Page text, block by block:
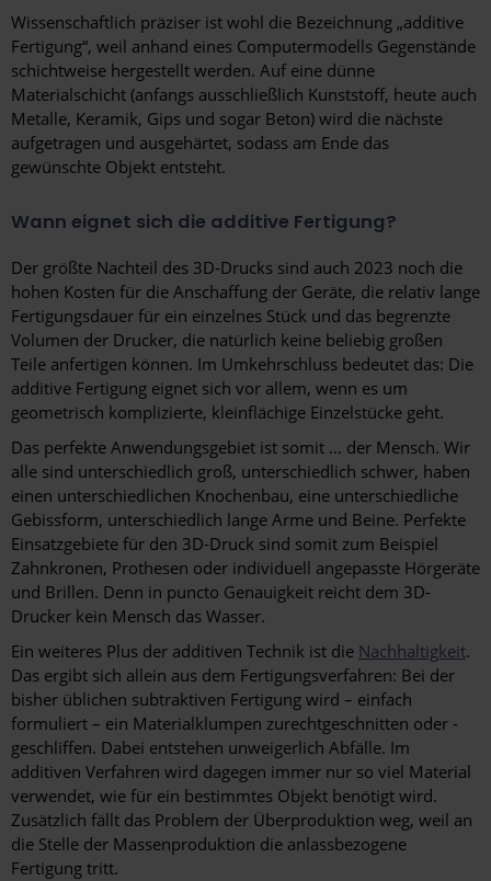
Wissenschaftlich präziser ist wohl die Bezeichnung „additive
Fertigung“, weil anhand eines Computermodells Gegenstände
schichtweise hergestellt werden. Auf eine dünne
Materialschicht (anfangs ausschließlich Kunststoff, heute auch
Metalle, Keramik, Gips und sogar Beton) wird die nächste
aufgetragen und ausgehärtet, sodass am Ende das
gewünschte Objekt entsteht.
Wann eignet sich die additive Fertigung?
Der größte Nachteil des 3D-Drucks sind auch 2023 noch die
hohen Kosten für die Anschaffung der Geräte, die relativ lange
Fertigungsdauer für ein einzelnes Stück und das begrenzte
Volumen der Drucker, die natürlich keine beliebig großen
Teile anfertigen können. Im Umkehrschluss bedeutet das: Die
additive Fertigung eignet sich vor allem, wenn es um
geometrisch komplizierte, kleinflächige Einzelstücke geht.
Das perfekte Anwendungsgebiet ist somit … der Mensch. Wir
alle sind unterschiedlich groß, unterschiedlich schwer, haben
einen unterschiedlichen Knochenbau, eine unterschiedliche
Gebissform, unterschiedlich lange Arme und Beine. Perfekte
Einsatzgebiete für den 3D-Druck sind somit zum Beispiel
Zahnkronen, Prothesen oder individuell angepasste Hörgeräte
und Brillen. Denn in puncto Genauigkeit reicht dem 3D-
Drucker kein Mensch das Wasser.
Ein weiteres Plus der additiven Technik ist die Nachhaltigkeit.
Das ergibt sich allein aus dem Fertigungsverfahren: Bei der
bisher üblichen subtraktiven Fertigung wird – einfach
formuliert – ein Materialklumpen zurechtgeschnitten oder -
geschliffen. Dabei entstehen unweigerlich Abfälle. Im
additiven Verfahren wird dagegen immer nur so viel Material
verwendet, wie für ein bestimmtes Objekt benötigt wird.
Zusätzlich fällt das Problem der Überproduktion weg, weil an
die Stelle der Massenproduktion die anlassbezogene
Fertigung tritt.